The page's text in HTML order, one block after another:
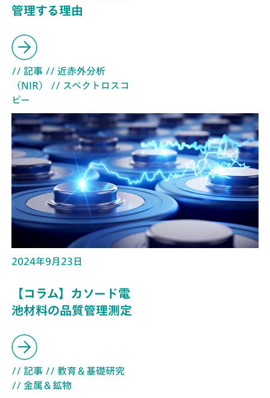
管理する理由
// 記事 // 近赤外分析
（NIR）
// スペクトロスコ
ピー
2024年9月23日
【コラム】カソード電
池材料の品質管理測定
// 記事 // 教育＆基礎研究
// 金属＆鉱物